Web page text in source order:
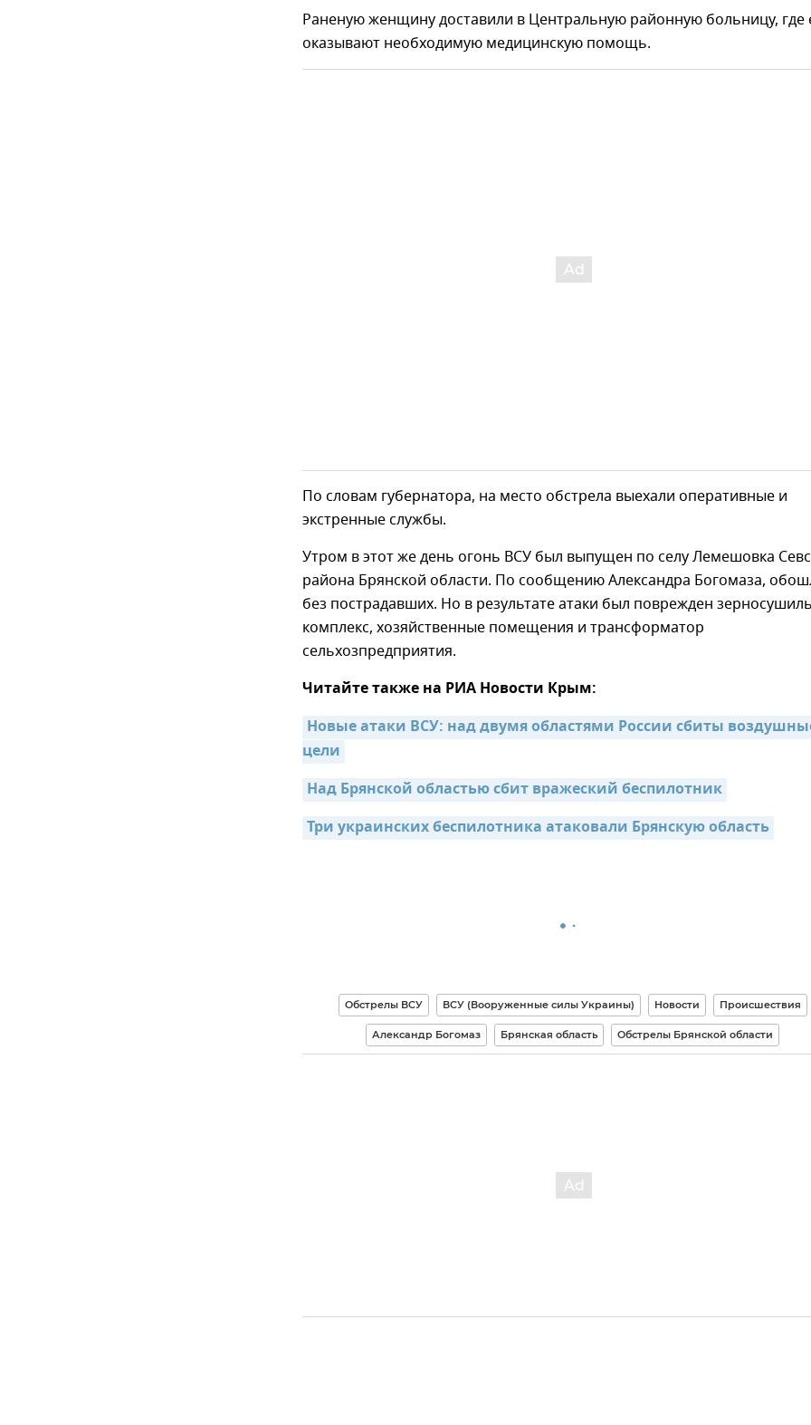
Раненую женщину доставили в Центральную районную больницу, где
оказывают необходимую медицинскую помощь.
По словам губернатора, на место обстрела выехали оперативные и
экстренные службы.
Утром в этот же день огонь ВСУ был выпущен по селу Лемешовка
района Брянской области. По сообщению Александра Богомаза,
без пострадавших. Но в результате атаки был поврежден
комплекс, хозяйственные помещения и трансформатор
сельхозпредприятия.
Читайте также на РИА Новости Крым:
Новые атаки ВСУ: над двумя областями России сбиты
цели
Над Брянской областью сбит вражеский беспилотник
Три украинских беспилотника атаковали Брянскую область
Обстрелы ВСУ ВСУ (Вооруженные силы Украины) Новости Происшествия
Александр Богомаз Брянская область Обстрелы Брянской области